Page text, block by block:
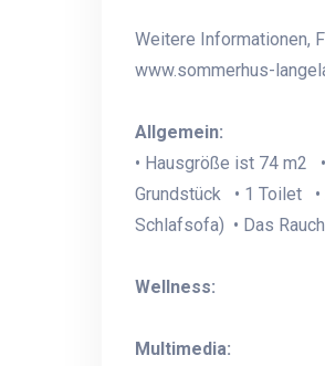
Weitere Informationen,
www.sommerhus-
Allgemein:
• Hausgröße ist 74 m2
Grundstück • 1 Toilet •
Schlafsofa) • Das
Wellness:
Multimedia: